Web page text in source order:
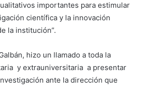
importantes para estimular
científica y la innovación
la institución”.
hizo un llamado a toda la
y extrauniversitaria a presentar
ante la dirección que